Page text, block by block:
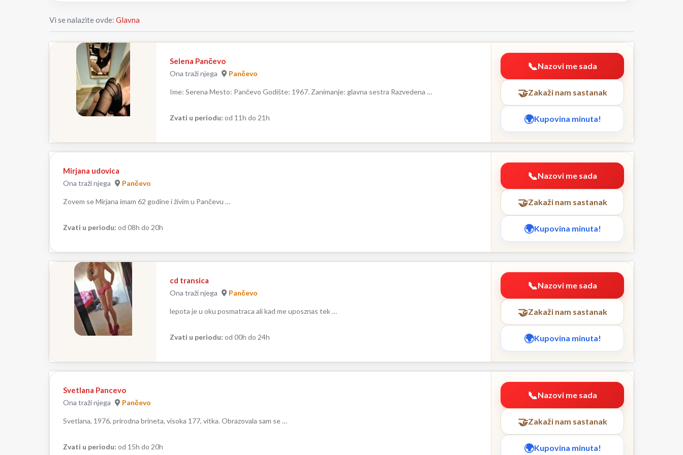
Vi se nalazite ovde: Glavna
Selena Pančevo
Ona traži njega Pančevo
Ime: Serena Mesto: Pančevo Godište: 1967. Zanimanje: glavna sestra Razvedena …
Zvati u periodu: od 11h do 21h
Nazovi me sada
Zakaži nam sastanak
Kupovina minuta!
Mirjana udovica
Ona traži njega Pančevo
Zovem se Mirjana imam 62 godine i živim u Pančevu …
Zvati u periodu: od 08h do 20h
Nazovi me sada
Zakaži nam sastanak
Kupovina minuta!
cd transica
Ona traži njega Pančevo
lepota je u oku posmatraca ali kad me uposznas tek …
Zvati u periodu: od 00h do 24h
Nazovi me sada
Zakaži nam sastanak
Kupovina minuta!
Svetlana Pancevo
Ona traži njega Pančevo
Svetlana, 1976, prirodna brineta, visoka 177, vitka. Obrazovala sam se …
Zvati u periodu: od 15h do 20h
Nazovi me sada
Zakaži nam sastanak
Kupovina minuta!